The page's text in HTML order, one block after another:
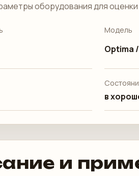
оборудования для
Модель
Optima /
в
и